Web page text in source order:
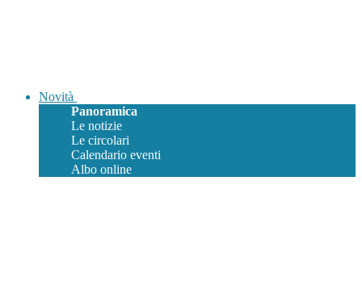
Novità
Panoramica
Le notizie
Le circolari
Calendario eventi
Albo online